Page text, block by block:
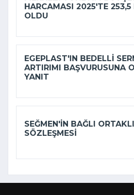
HARCAMASI 2025'TE 253,5
OLDU
EGEPLAST'IN BEDELLI
ARTIRIMI BAŞVURUSUNA
YANIT
SEĞMEN'IN BAĞLI
SÖZLEŞMESI